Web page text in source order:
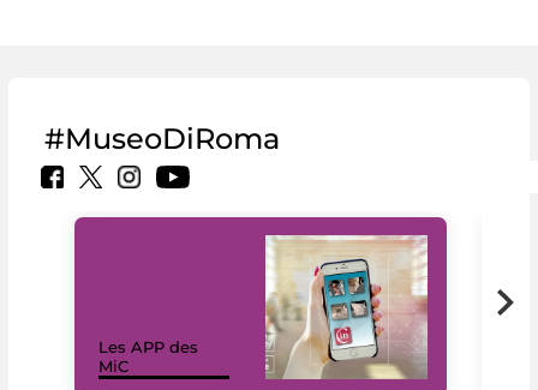
#MuseoDiRoma
Les APP des
MiC